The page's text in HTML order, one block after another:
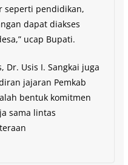
seperti pendidikan,
dapat diakses
ucap Bupati.
Dr. Usis I. Sangkai juga
jajaran Pemkab
bentuk komitmen
sama lintas